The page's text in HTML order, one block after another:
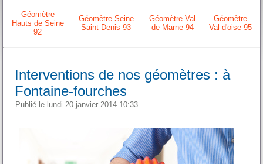
Géomètre
Hauts de Seine
92
Géomètre Seine
Saint Denis 93
Géomètre Val
de Marne 94
Géomètre
Val d'oise 95
Interventions de nos géomètres : à
Fontaine-fourches
Publié le lundi 20 janvier 2014 10:33